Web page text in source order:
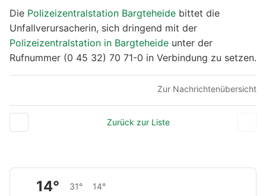
Die Polizeizentralstation Bargteheide bittet die
Unfallverursacherin, sich dringend mit der
Polizeizentralstation in Bargteheide unter der
Rufnummer (0 45 32) 70 71-0 in Verbindung zu setzen.
Zur Nachrichtenübersicht
Zurück zur Liste
14° 31° 14°